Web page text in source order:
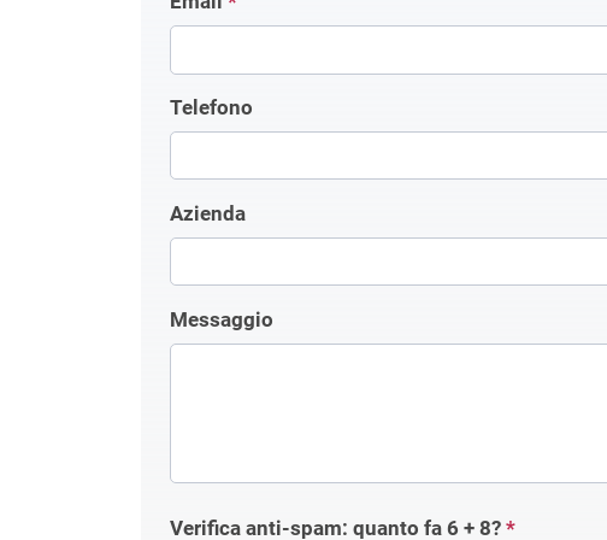
Telefono
Azienda
Messaggio
Verifica anti-spam: quanto fa 6 + 8? *